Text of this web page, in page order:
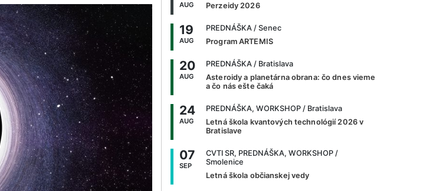
AUG
Perzeidy 2026
19
AUG
PREDNÁŠKA / Senec
Program ARTEMIS
20
AUG
PREDNÁŠKA / Bratislava
Asteroidy a planetárna obrana: čo dnes vieme
a čo nás ešte čaká
24
AUG
PREDNÁŠKA, WORKSHOP / Bratislava
Letná škola kvantových technológií 2026 v
Bratislave
07
SEP
CVTI SR, PREDNÁŠKA, WORKSHOP /
Smolenice
Letná škola občianskej vedy